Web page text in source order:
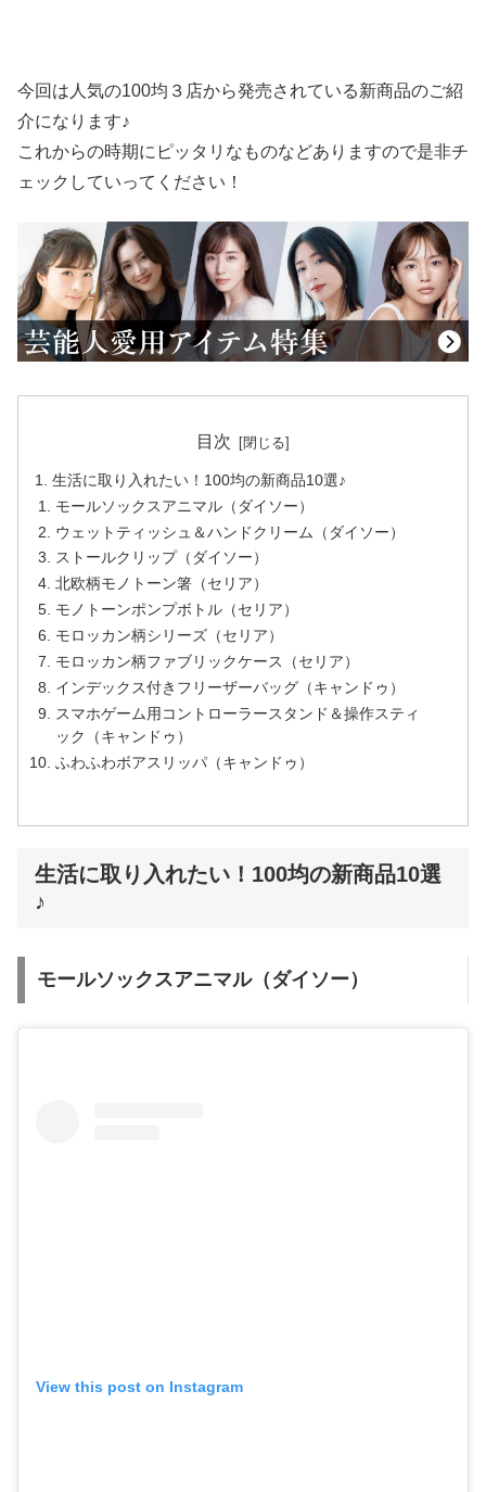
今回は人気の100均３店から発売されている新商品のご紹
介になります♪
これからの時期にピッタリなものなどありますので是非チ
ェックしていってください！
目次
生活に取り入れたい！100均の新商品10選♪
モールソックスアニマル（ダイソー）
ウェットティッシュ＆ハンドクリーム（ダイソー）
ストールクリップ（ダイソー）
北欧柄モノトーン箸（セリア）
モノトーンポンプボトル（セリア）
モロッカン柄シリーズ（セリア）
モロッカン柄ファブリックケース（セリア）
インデックス付きフリーザーバッグ（キャンドゥ）
スマホゲーム用コントローラースタンド＆操作スティ
ック（キャンドゥ）
ふわふわボアスリッパ（キャンドゥ）
生活に取り入れたい！100均の新商品10選
♪
モールソックスアニマル（ダイソー）
View this post on Instagram